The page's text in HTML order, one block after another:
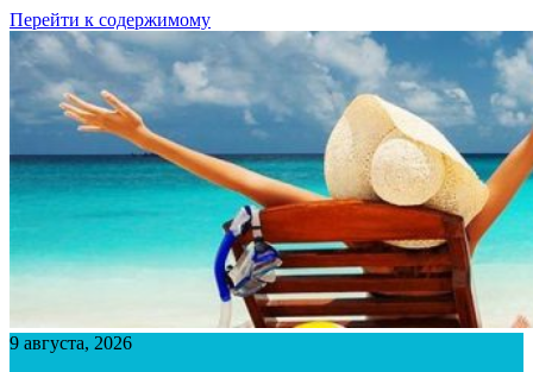
Перейти к содержимому
9 августа, 2026